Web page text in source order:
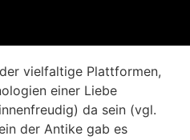
vielfaltige Plattformen,
einer Liebe
da sein (vgl.
der Antike gab es